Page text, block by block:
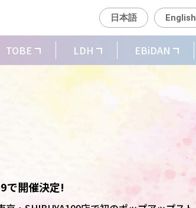
日本語 English
TOBE LDH EBiDAN
で開催決定!